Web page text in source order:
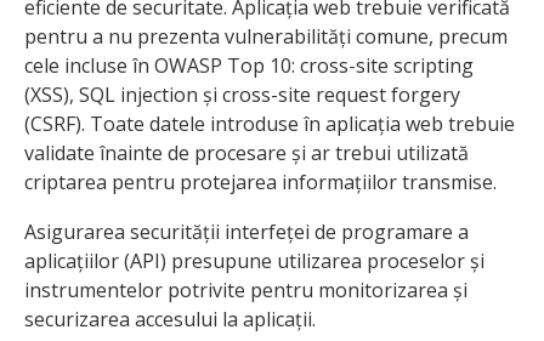
eficiente de securitate. Aplicația web trebuie verificată
pentru a nu prezenta vulnerabilități comune, precum
cele incluse în OWASP Top 10: cross-site scripting
(XSS), SQL injection și cross-site request forgery
(CSRF). Toate datele introduse în aplicația web trebuie
validate înainte de procesare și ar trebui utilizată
criptarea pentru protejarea informațiilor transmise.
Asigurarea securității interfeței de programare a
aplicațiilor (API) presupune utilizarea proceselor și
instrumentelor potrivite pentru monitorizarea și
securizarea accesului la aplicații.